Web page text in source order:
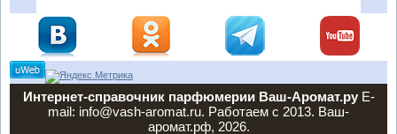
Интернет-справочник парфюмерии Ваш-Аромат.руE-
mail: info@vash-aromat.ru. Работаем с 2013. Ваш-
аромат.рф, 2026.